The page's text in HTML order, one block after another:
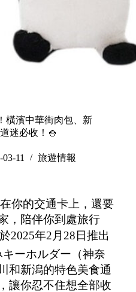
橫濱中華街肉包、新
迷必收！🍚
03-11 旅遊情報
你的交通卡上，還要
，陪伴你到處旅行
2025年2月28日推出
キーホルダー（神奈
和新潟的特色美食通
讓你忍不住想全部收